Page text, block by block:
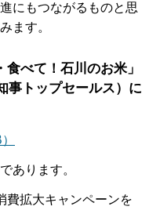
にもつながるものと思
ます。
食べて！石川のお米」
事トップセールス）に
あります。
費拡大キャンペーンを